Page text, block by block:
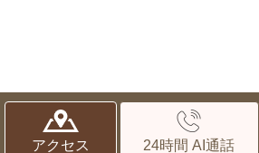
© 鹿児島市の歯医者｜ながやまデンタルク
アクセス 24時間 AI通話